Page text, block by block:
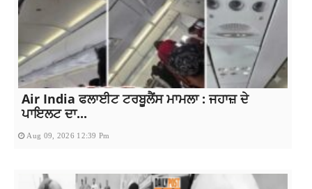
Air India ਫਲਾਈਟ ਟਰਬੂਲੈਂਸ ਮਾਮਲਾ : ਜਹਾਜ਼ ਦੇ
ਪਾਇਲਟ ਦਾ...
Aug 09, 2026 12:39 Pm